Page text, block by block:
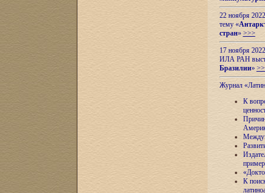
22 ноября
тему «
стран» >>>
17 ноября
ИЛА РАН
Бразилии»
Журнал
К
К